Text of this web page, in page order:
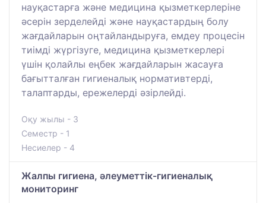
науқастарға және медицина қызметкерлеріне
әсерін зерделейді және науқастардың болу
жағдайларын оңтайландыруға, емдеу процесін
тиімді жүргізуге, медицина қызметкерлері
үшін қолайлы еңбек жағдайларын жасауға
бағытталған гигиеналық нормативтерді,
талаптарды, ережелерді әзірлейді.
Оқу жылы - 3
Семестр - 1
Несиелер - 4
Жалпы гигиена, әлеуметтік-гигиеналық
мониторинг